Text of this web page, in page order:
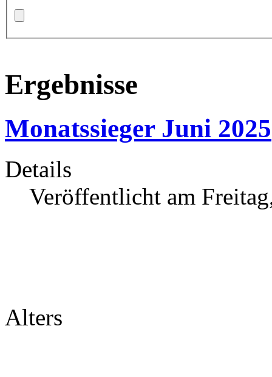
Ergebnisse
Monatssieger Juni 2025
Details
Veröffentlicht am
Alters